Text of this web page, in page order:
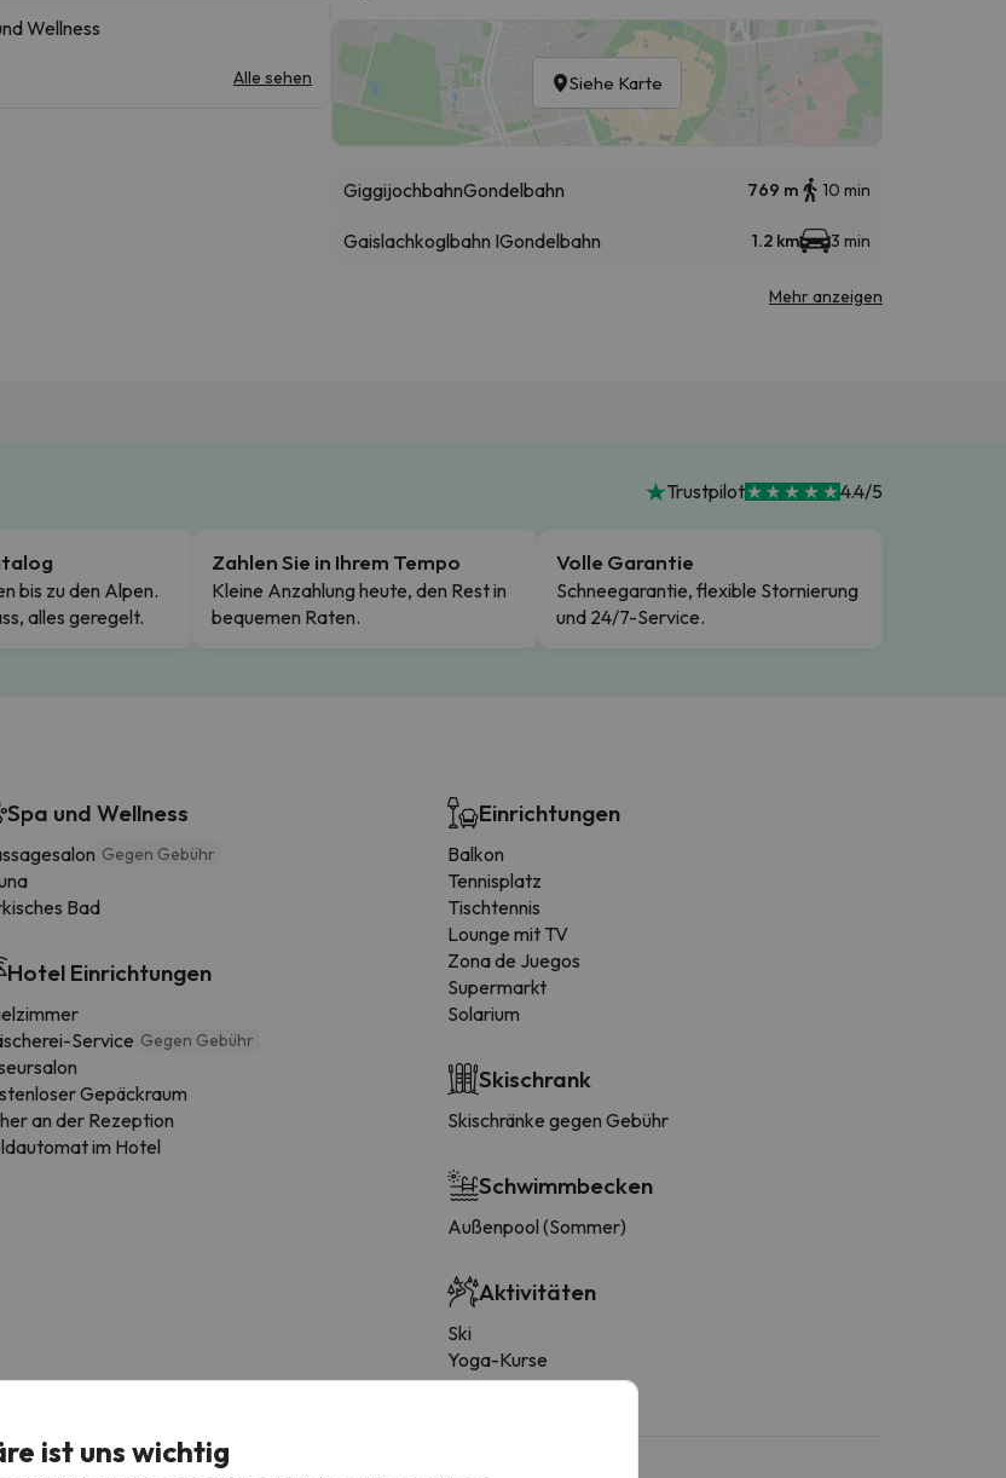
Wellness
Alle sehen Siehe Karte
GiggijochbahnGondelbahn 769 m 10 min
Gaislachkoglbahn IGondelbahn 1.2 km 3 min
Mehr anzeigen
Trustpilot 4.4/5
bis zu den Alpen.
alles geregelt.
Zahlen Sie in Ihrem Tempo
Kleine Anzahlung heute, den Rest in
bequemen Raten.
Volle Garantie
Schneegarantie, flexible Stornierung
und 24/7-Service.
Spa und Wellness
Gegen Gebühr
Bad
Hotel Einrichtungen
Service Gegen Gebühr
Gepäckraum
an der Rezeption
im Hotel
Einrichtungen
Balkon
Tennisplatz
Tischtennis
Lounge mit TV
Zona de Juegos
Supermarkt
Solarium
Skischrank
Skischränke gegen Gebühr
Schwimmbecken
Außenpool (Sommer)
Aktivitäten
Ski
Yoga-Kurse
ist uns wichtig